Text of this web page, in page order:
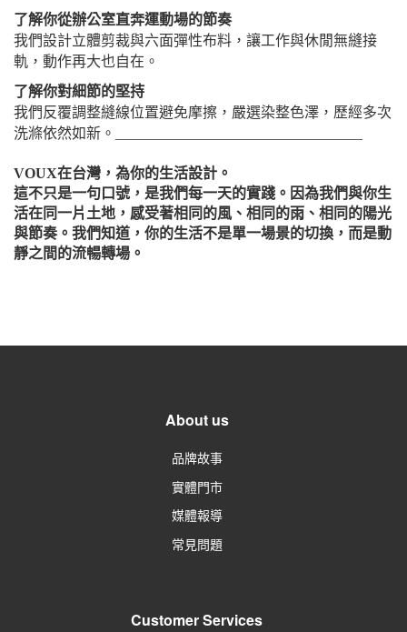
了解你從辦公室直奔運動場的節奏
我們設計立體剪裁與六面彈性布料，讓工作與休閒無縫接
軌，動作再大也自在。
了解你對細節的堅持
我們反覆調整縫線位置避免摩擦，嚴選染整色澤，歷經多次
洗滌依然如新。
VOUX在台灣，為你的生活設計。
這不只是一句口號，是我們每一天的實踐。因為我們與你生
活在同一片土地，感受著相同的風、相同的雨、相同的陽光
與節奏。我們知道，你的生活不是單一場景的切換，而是動
靜之間的流暢轉場。
About us
品牌故事
實體門市
媒體報導
常見問題
Customer Services